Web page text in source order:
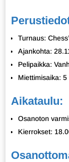
Turnaus:
Ajankohta:
Pelipaikka:
Miettimisaika: 5
Aikataulu:
Osanoton
Kierrokset: